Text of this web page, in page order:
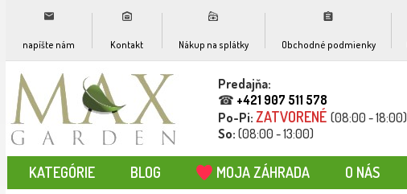
napíšte nám Kontakt Nákup na splátky Obchodné podmienky
Predajňa:
☎ +421 907 511 578
Po-Pi: ZATVORENÉ (08:00 - 18:00)
So: (08:00 - 13:00)
KATEGÓRIE BLOG MOJA ZÁHRADA O NÁS